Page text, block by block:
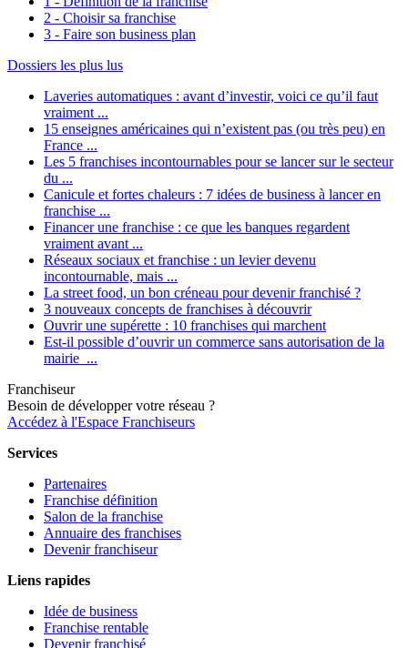
2 - Choisir sa franchise
3 - Faire son business plan
Dossiers les plus lus
Laveries automatiques : avant d’investir, voici ce qu’il faut
vraiment ...
15 enseignes américaines qui n’existent pas (ou très peu) en
France ...
Les 5 franchises incontournables pour se lancer sur le secteur
du ...
Canicule et fortes chaleurs : 7 idées de business à lancer en
franchise ...
Financer une franchise : ce que les banques regardent
vraiment avant ...
Réseaux sociaux et franchise : un levier devenu
incontournable, mais ...
La street food, un bon créneau pour devenir franchisé ?
3 nouveaux concepts de franchises à découvrir
Ouvrir une supérette : 10 franchises qui marchent
Est-il possible d’ouvrir un commerce sans autorisation de la
mairie ...
Franchiseur
Besoin de développer votre réseau ?
Accédez à l'Espace Franchiseurs
Services
Partenaires
Franchise définition
Salon de la franchise
Annuaire des franchises
Devenir franchiseur
Liens rapides
Idée de business
Franchise rentable
Devenir franchisé